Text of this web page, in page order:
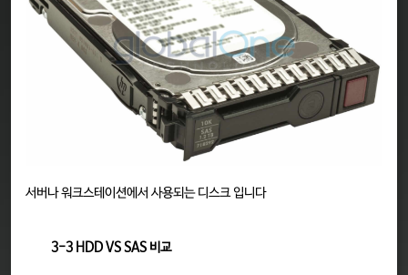
서버나 워크스테이션에서 사용되는 디스크 입니다
3-3 HDD VS SAS 비교